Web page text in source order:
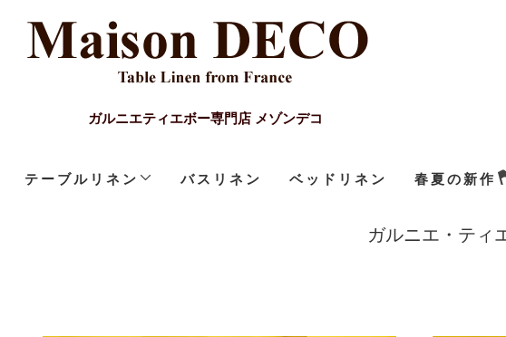
ガルニエティエボー専門店 メゾンデコ
テーブルリネン バスリネン ベッドリネン 春夏の新作
ガルニエ・ティ